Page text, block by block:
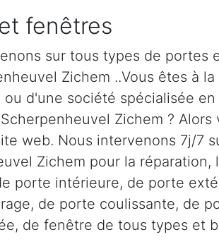
fenêtres
sur tous types de portes
Zichem ..Vous êtes à
ou d'une société spécialisée
Zichem ? Alors
web. Nous intervenons 7j/7
Zichem pour la réparation,
porte intérieure, de porte
de porte coulissante, de
de fenêtre de tous types et